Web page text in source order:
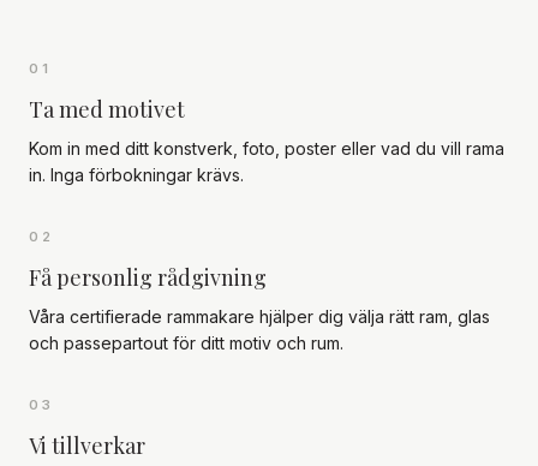
01
Ta med motivet
Kom in med ditt konstverk, foto, poster eller vad du vill rama
in. Inga förbokningar krävs.
02
Få personlig rådgivning
Våra certifierade rammakare hjälper dig välja rätt ram, glas
och passepartout för ditt motiv och rum.
03
Vi tillverkar